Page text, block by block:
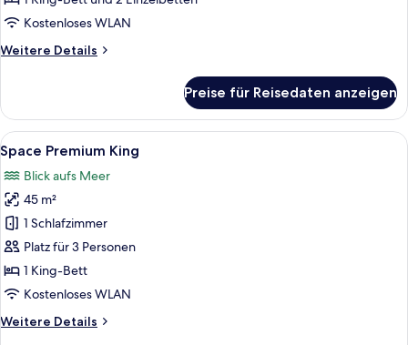
Kostenloses WLAN
Weitere Details
Weitere
Suite
Connecting
Preise für Reisedaten anzeigen
Alle
Fotos
für
Space
Premium
King
anzeigen
Ein modernes Hotelzimmer mit
7
Space Premium King
Blick aufs Meer
45 m²
1 Schlafzimmer
Platz für 3 Personen
1 King-Bett
Kostenloses WLAN
Weitere Details
Weitere